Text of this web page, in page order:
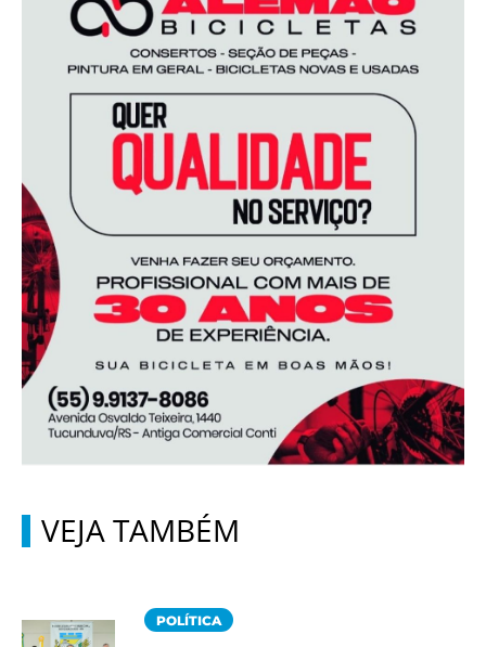
VEJA TAMBÉM
POLÍTICA